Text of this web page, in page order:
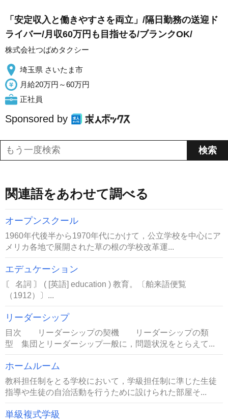
「安定収入と働きやすさを両立」/隔日勤務の送迎ド
ライバー/月収60万円も目指せる/ブランクOK/
株式会社つばめタクシー
埼玉県 さいたま市
月給20万円～60万円
正社員
Sponsored by
関連語をあわせて調べる
オープンスクール
1960年代後半から1970年代にかけて，公立学校を中心にア
メリカ各地で展開された草の根の学校改革運...
エデュケーション
〘 名詞 〙 ( [英語] education ) 教育。〔舶来語便覧
（1912）〕...
リーダーシップ
目次 リーダーシップの契機 リーダーシップの類
型 集団とリーダーシップ一般に，問題状況をとらえて...
ホームルーム
教科担任制をとる学校において，学級担任制に準じた生徒
指導や生徒の自治活動を行うために設けられた部屋そ...
単級複式学級